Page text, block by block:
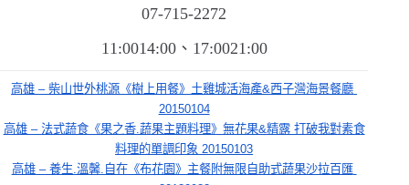
07-715-2272
11:0014:00、 17:0021:00
高雄 – 柴山世外桃源《樹上用餐》土雞城活海產&西子灣海景餐廳
20150104
高雄 – 法式蔬食《果之香.蔬果主題料理》無花果&精露 打破我對素食
料理的單調印象 20150103
高雄 – 養生.溫馨.自在《布花園》主餐附無限自助式蔬果沙拉百匯